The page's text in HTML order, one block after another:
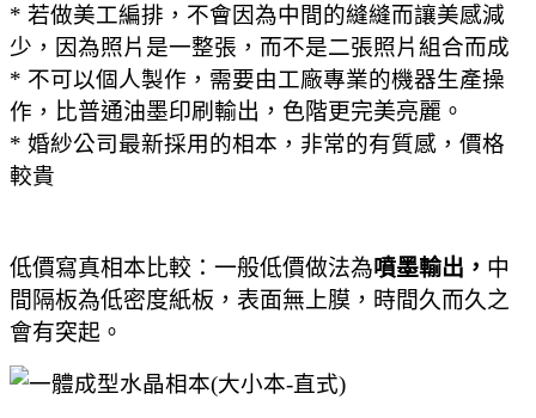
* 若做美工編排，不會因為中間的縫縫而讓美感減
少，因為照片是一整張，而不是二張照片組合而成
* 不可以個人製作，需要由工廠專業的機器生產操
作， 比普通油墨印刷輸出，色階更完美亮麗。
* 婚紗公司最新採用的相本，非常的有質感，價格
較貴
低價寫真相本比較： 一般低價做法為噴墨輸出， 中
間隔板為低密度紙板，表面無上膜，時間久而久之
會有突起。